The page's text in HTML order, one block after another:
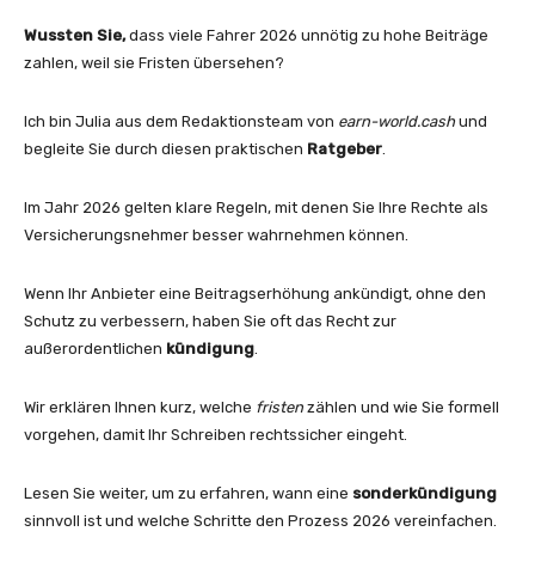
Wussten Sie,dass viele Fahrer 2026 unnötig zu hohe Beiträge
zahlen, weil sie Fristen übersehen?
Ich bin Julia aus dem Redaktionsteam von earn-world.cash und
begleite Sie durch diesen praktischen Ratgeber.
Im Jahr 2026 gelten klare Regeln, mit denen Sie Ihre Rechte als
Versicherungsnehmer besser wahrnehmen können.
Wenn Ihr Anbieter eine Beitragserhöhung ankündigt, ohne den
Schutz zu verbessern, haben Sie oft das Recht zur
außerordentlichen kündigung.
Wir erklären Ihnen kurz, welche fristen zählen und wie Sie formell
vorgehen, damit Ihr Schreiben rechtssicher eingeht.
Lesen Sie weiter, um zu erfahren, wann eine sonderkündigung
sinnvoll ist und welche Schritte den Prozess 2026 vereinfachen.